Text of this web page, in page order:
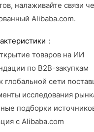
налаживайте связи
Alibaba.com.
товаров на ИИ
по B2B-закупкам
глобальной сети
исследования
подборки
с Alibaba.com